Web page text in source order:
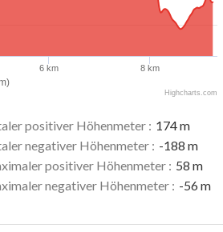
6 km 8 km
Highcharts.com
positiver Höhenmeter : 174 m
negativer Höhenmeter : -188 m
positiver Höhenmeter : 58 m
negativer Höhenmeter : -56 m